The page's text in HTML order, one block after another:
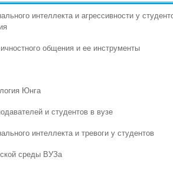
интеллекта и агрессивности у
общения и ее инструменты
Юнга
и студентов в вузе
интеллекта и тревоги у студентов
среды ВУЗа